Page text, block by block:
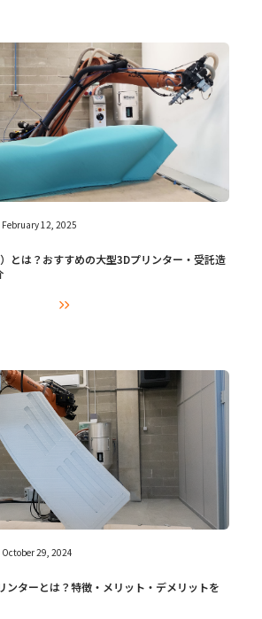
February 12, 2025
とは？おすすめの大型3Dプリンター・受託造

October 29, 2024
ンターとは？特徴・メリット・デメリットを